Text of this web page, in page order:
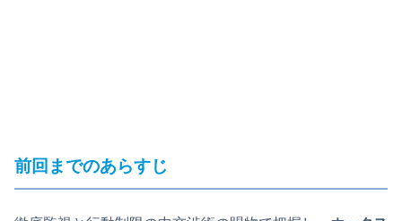
前回までのあらすじ